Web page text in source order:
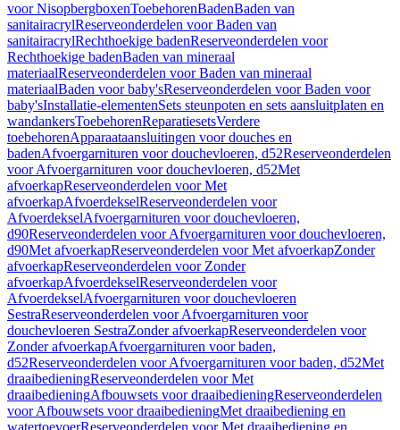
voor NisopbergboxenToebehorenBadenBaden van
sanitairacrylReserveonderdelen voor Baden van
sanitairacrylRechthoekige badenReserveonderdelen voor
Rechthoekige badenBaden van mineraal
materiaalReserveonderdelen voor Baden van mineraal
materiaalBaden voor baby'sReserveonderdelen voor Baden voor
baby'sInstallatie-elementenSets steunpoten en sets aansluitplaten en
wandankersToebehorenReparatiesetsVerdere
toebehorenApparaataansluitingen voor douches en
badenAfvoergarnituren voor douchevloeren, d52Reserveonderdelen
voor Afvoergarnituren voor douchevloeren, d52Met
afvoerkapReserveonderdelen voor Met
afvoerkapAfvoerdekselReserveonderdelen voor
AfvoerdekselAfvoergarnituren voor douchevloeren,
d90Reserveonderdelen voor Afvoergarnituren voor douchevloeren,
d90Met afvoerkapReserveonderdelen voor Met afvoerkapZonder
afvoerkapReserveonderdelen voor Zonder
afvoerkapAfvoerdekselReserveonderdelen voor
AfvoerdekselAfvoergarnituren voor douchevloeren
SestraReserveonderdelen voor Afvoergarnituren voor
douchevloeren SestraZonder afvoerkapReserveonderdelen voor
Zonder afvoerkapAfvoergarnituren voor baden,
d52Reserveonderdelen voor Afvoergarnituren voor baden, d52Met
draaibedieningReserveonderdelen voor Met
draaibedieningAfbouwsets voor draaibedieningReserveonderdelen
voor Afbouwsets voor draaibedieningMet draaibediening en
watertoevoerReserveonderdelen voor Met draaibediening en